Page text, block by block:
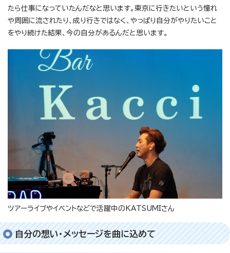
たら仕事になっていたんだなと思います。東京に行きたいという憧れ
や周囲に流されたり、成り行きではなく、やっぱり自分がやりたいこと
をやり続けた結果、今の自分があるんだと思います。
ツアーライブやイベントなどで活躍中のKATSUMIさん
自分の想い・メッセージを曲に込めて